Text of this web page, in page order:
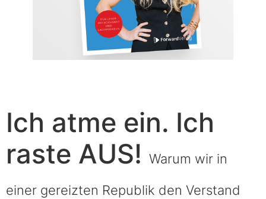
Ich atme ein. Ich
raste AUS! Warum wir in
einer gereizten Republik den Verstand